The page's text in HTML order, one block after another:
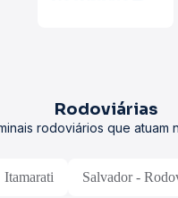
Rodoviárias
rodoviários que atuam
Itamarati Salvador -